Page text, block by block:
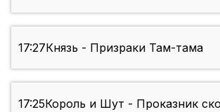
17:27Князь - Призраки Там-тама
17:25Король и Шут - Проказник